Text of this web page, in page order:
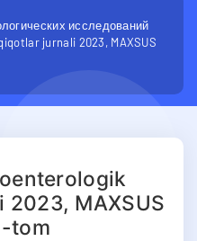
исследований
jurnali 2023, MAXSUS
MAXSUS
tom